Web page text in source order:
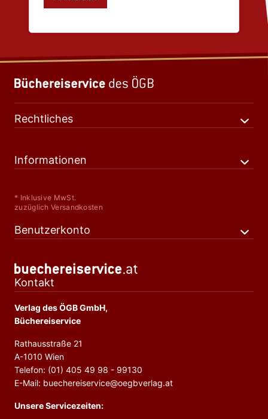
Rechtliches
Informationen
* Inklusive MwSt.
zuzüglich Versandkosten
Benutzerkonto
Kontakt
Verlag des ÖGB GmbH,
Büchereiservice
Rathausstraße 21
A-1010 Wien
Telefon: (01) 405 49 98 - 99130
E-Mail: buechereiservice@oegbverlag.at
Unsere Servicezeiten: